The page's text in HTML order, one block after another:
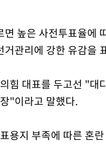
높은 사전투표율에
관리에 강한 유감을
힘 대표를 두고선 "대
"이라고 말했다.
용지 부족에 따른 혼